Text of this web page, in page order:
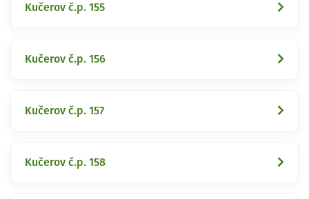
Kučerov č.p. 155
Kučerov č.p. 156
Kučerov č.p. 157
Kučerov č.p. 158